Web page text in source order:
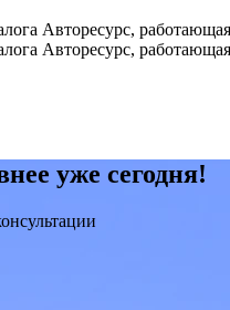
Авторесурс,
Авторесурс,
уже сегодня!